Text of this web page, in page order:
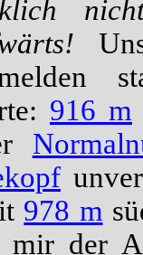
916 m
978 m
der